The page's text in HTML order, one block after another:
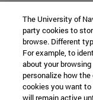
The University of
party cookies to
browse. Different
For example, to
about your
personalize how
cookies you want
will remain active